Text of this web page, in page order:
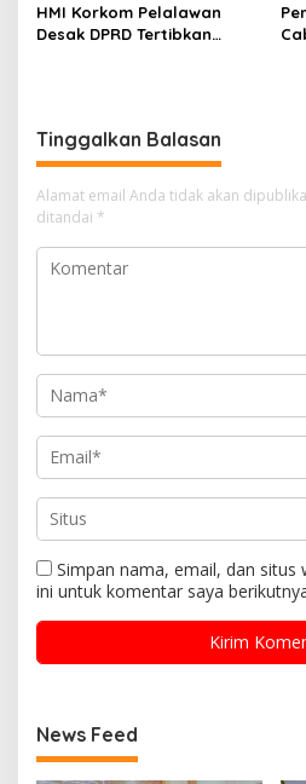
HMI Korkom Pelalawan
Desak DPRD Tertibkan
Tinggalkan Balasan
Alamat email Anda tidak akan
ditandai *
Simpan nama, email, dan situs
ini untuk komentar saya
News Feed